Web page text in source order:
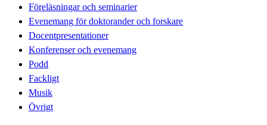
Föreläsningar och seminarier
Evenemang för doktorander och forskare
Docentpresentationer
Konferenser och evenemang
Podd
Fackligt
Musik
Övrigt